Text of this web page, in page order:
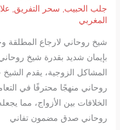
جلب الحبيب سحر التفريق
المغربي
شيخ روحاني لارجاع
بإيمان شديد بقدرة شيخ
المشاكل الزوجية، يقدم
روحاني منهجًا محترفًا في
الخلافات بين الأزواج، مما
روحاني صدق مضمون تفاني